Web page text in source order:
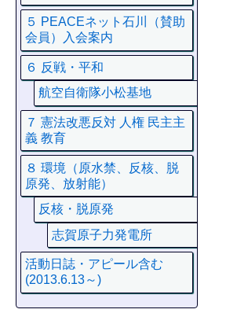
５ PEACEネット石川（賛助
会員）入会案内
６ 反戦・平和
航空自衛隊小松基地
７ 憲法改悪反対 人権 民主主
義 教育
８ 環境（原水禁、反核、脱
原発、放射能）
反核・脱原発
志賀原子力発電所
活動日誌・アピール含む
(2013.6.13～)